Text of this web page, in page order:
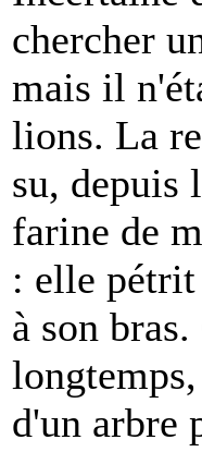
chercher
mais il
lions. La
su, depuis
farine de
: elle
à son
d'un arbre